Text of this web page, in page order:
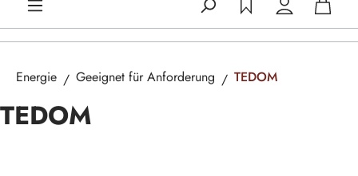
Energie Geeignet für Anforderung TEDOM
TEDOM